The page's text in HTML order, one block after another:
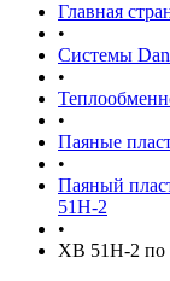
Главная
•
Системы
•
•
Паяные
•
Паяный
51H-2
•
XB 51H-2 по